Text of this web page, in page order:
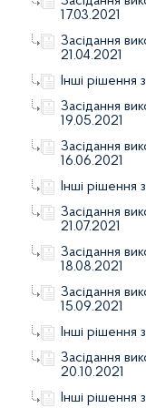
17.03.2021
Засідання
21.04.2021
Інші рішення
Засідання
19.05.2021
Засідання
16.06.2021
Інші рішення
Засідання
21.07.2021
Засідання
18.08.2021
Засідання
15.09.2021
Інші рішення
Засідання
20.10.2021
Інші рішення